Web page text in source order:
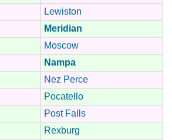
Lewiston
Meridian
Moscow
Nampa
Nez Perce
Pocatello
Post Falls
Rexburg